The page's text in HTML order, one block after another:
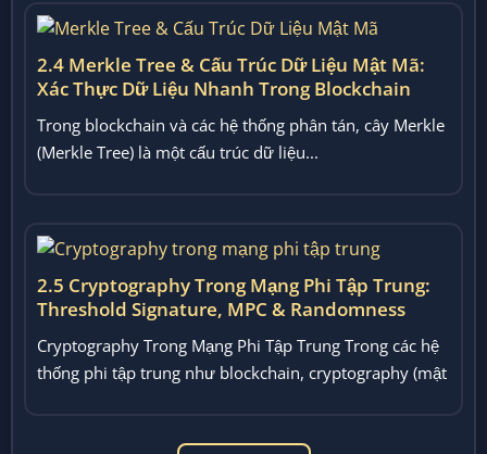
2.4 Merkle Tree & Cấu Trúc Dữ Liệu Mật Mã:
Xác Thực Dữ Liệu Nhanh Trong Blockchain
Trong blockchain và các hệ thống phân tán, cây Merkle
(Merkle Tree) là một cấu trúc dữ liệu...
2.5 Cryptography Trong Mạng Phi Tập Trung:
Threshold Signature, MPC & Randomness
Cryptography Trong Mạng Phi Tập Trung Trong các hệ
thống phi tập trung như blockchain, cryptography (mật